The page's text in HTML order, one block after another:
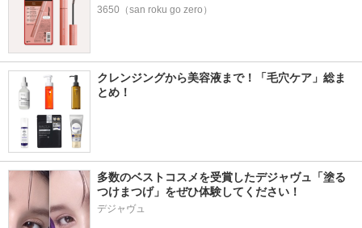
3650（san roku go zero）
クレンジングから美容液まで！「毛穴ケア」総ま
とめ！
多数のベストコスメを受賞したデジャヴュ「塗る
つけまつげ」をぜひ体験してください！
デジャヴュ